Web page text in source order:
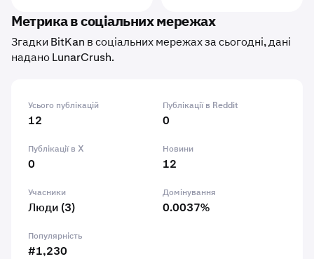
Метрика в соціальних мережах
Згадки BitKan в соціальних мережах за сьогодні, дані
надано LunarCrush.
Усього публікацій
12
Публікації в Reddit
0
Публікації в X
0
Новини
12
Учасники
Люди (3)
Домінування
0.0037%
Популярність
#1,230